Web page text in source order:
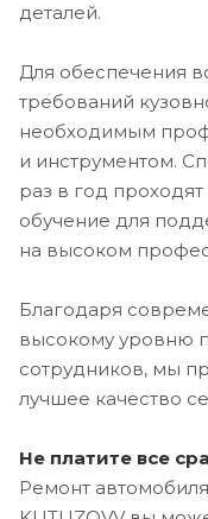
деталей.
Для обеспечения
требований
необходимым
и инструментом.
раз в год
обучение для
на высоком
Благодаря
высокому уровню
сотрудников, мы
лучшее качество
Не платите все
Ремонт